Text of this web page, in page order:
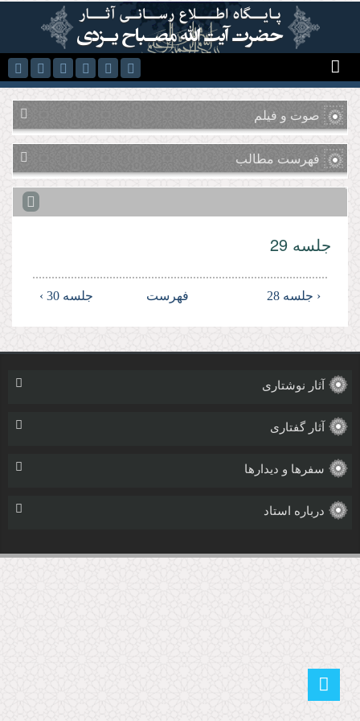
رفتن به محتوای اصلی
صوت و فیلم
فهرست مطالب
جلسه 29
‹ جلسه 28 فهرست جلسه 30 ›
آثار نوشتاری
آثار گفتاری
سفرها و دیدارها
درباره استاد